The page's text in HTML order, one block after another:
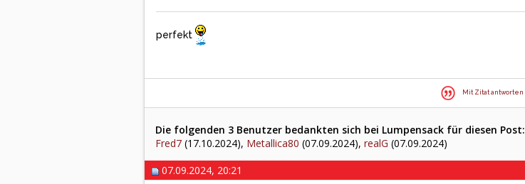
perfekt
Mit Zitat antworten
Die folgenden 3 Benutzer bedankten sich bei Lumpensack für diesen Post:
Fred7 (17.10.2024), Metallica80 (07.09.2024), realG (07.09.2024)
07.09.2024, 20:21